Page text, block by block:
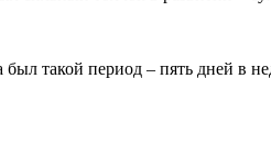
такой период – пять дней в